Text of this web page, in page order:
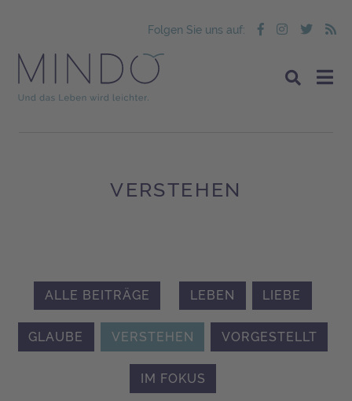
Folgen Sie uns auf:
VERSTEHEN
ALLE BEITRÄGE LEBEN LIEBE
GLAUBE VERSTEHEN VORGESTELLT
IM FOKUS